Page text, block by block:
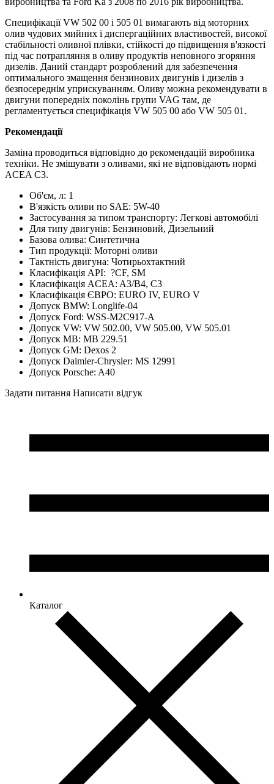
Специфікації VW 502 00 і 505 01 вимагають від моторних
олив чудових мийних і диспергаційних властивостей, високої
стабільності оливної плівки, стійкості до підвищення в'язкості
під час потрапляння в оливу продуктів неповного згоряння
дизелів. Даний стандарт розроблений для забезпечення
оптимального змащення бензинових двигунів і дизелів з
безпосереднім уприскуванням. Оливу можна рекомендувати в
двигуни попередніх поколінь групи VAG там, де
регламентується специфікація VW 505 00 або VW 505 01.
Рекомендації
Заміна проводиться відповідно до рекомендацій виробника
техніки. Не змішувати з оливами, які не відповідають нормі
ACEA C3.
Об'єм, л: 1
В'язкість оливи по SAE: 5W-40
Застосування за типом транспорту: Легкові автомобілі
Для типу двигунів: Бензиновий, Дизельний
Базова олива: Синтетична
Тип продукції: Моторні оливи
Тактність двигуна: Чотирьохтактний
Класифікація API: ?CF, SM
Класифікація ACEA: A3/B4, C3
Класифікація ЄВРО: EURO IV, EURO V
Допуск BMW: Longlife-04
Допуск Ford: WSS-M2C917-A
Допуск VW: VW 502.00, VW 505.00, VW 505.01
Допуск MB: MB 229.51
Допуск GM: Dexos 2
Допуск Daimler-Chrysler: MS 12991
Допуск Porsche: A40
Задати питання Написати відгук
Каталог